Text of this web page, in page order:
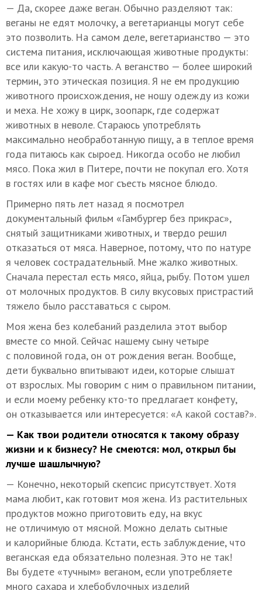
— Да, скорее даже веган. Обычно разделяют так:
веганы не едят молочку, а вегетарианцы могут себе
это позволить. На самом деле, вегетарианство — это
система питания, исключающая животные продукты:
все или какую-то часть. А веганство — более широкий
термин, это этическая позиция. Я не ем продукцию
животного происхождения, не ношу одежду из кожи
и меха. Не хожу в цирк, зоопарк, где содержат
животных в неволе. Стараюсь употреблять
максимально необработанную пищу, а в теплое время
года питаюсь как сыроед. Никогда особо не любил
мясо. Пока жил в Питере, почти не покупал его. Хотя
в гостях или в кафе мог съесть мясное блюдо.
Примерно пять лет назад я посмотрел
документальный фильм «Гамбургер без прикрас»,
снятый защитниками животных, и твердо решил
отказаться от мяса. Наверное, потому, что по натуре
я человек сострадательный. Мне жалко животных.
Сначала перестал есть мясо, яйца, рыбу. Потом ушел
от молочных продуктов. В силу вкусовых пристрастий
тяжело было расставаться с сыром.
Моя жена без колебаний разделила этот выбор
вместе со мной. Сейчас нашему сыну четыре
с половиной года, он от рождения веган. Вообще,
дети буквально впитывают идеи, которые слышат
от взрослых. Мы говорим с ним о правильном питании,
и если моему ребенку кто-то предлагает конфету,
он отказывается или интересуется: «А какой состав?».
— Как твои родители относятся к такому образу
жизни и к бизнесу? Не смеются: мол, открыл бы
лучше шашлычную?
— Конечно, некоторый скепсис присутствует. Хотя
мама любит, как готовит моя жена. Из растительных
продуктов можно приготовить еду, на вкус
не отличимую от мясной. Можно делать сытные
и калорийные блюда. Кстати, есть заблуждение, что
веганская еда обязательно полезная. Это не так!
Вы будете «тучным» веганом, если употребляете
много сахара и хлебобулочных изделий